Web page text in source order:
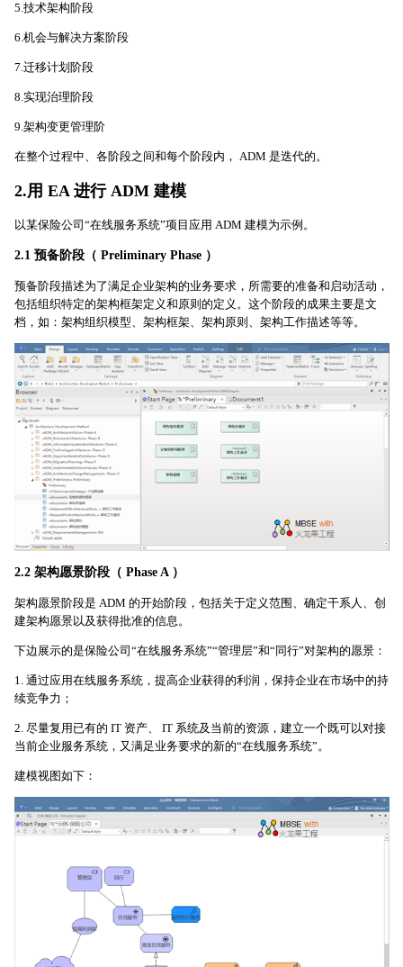
5.技术架构阶段
6.机会与解决方案阶段
7.迁移计划阶段
8.实现治理阶段
9.架构变更管理阶
在整个过程中、各阶段之间和每个阶段内， ADM 是迭代的。
2.用 EA 进行 ADM 建模
以某保险公司“在线服务系统”项目应用 ADM 建模为示例。
2.1 预备阶段（ Preliminary Phase ）
预备阶段描述为了满足企业架构的业务要求，所需要的准备和启动活动，
包括组织特定的架构框架定义和原则的定义。这个阶段的成果主要是文
档，如：架构组织模型、架构框架、架构原则、架构工作描述等等。
2.2 架构愿景阶段（ Phase A ）
架构愿景阶段是 ADM 的开始阶段，包括关于定义范围、确定干系人、创
建架构愿景以及获得批准的信息。
下边展示的是保险公司“在线服务系统”“管理层”和“同行”对架构的愿景：
1. 通过应用在线服务系统，提高企业获得的利润，保持企业在市场中的持
续竞争力；
2. 尽量复用已有的 IT 资产、 IT 系统及当前的资源，建立一个既可以对接
当前企业服务系统，又满足业务要求的新的“在线服务系统”。
建模视图如下：